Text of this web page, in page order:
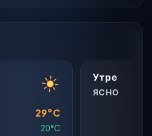
29°C
20°C
Утре
ЯСНО